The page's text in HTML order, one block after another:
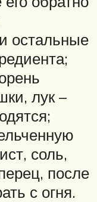
остальные
лук –
соль,
после
с огня.